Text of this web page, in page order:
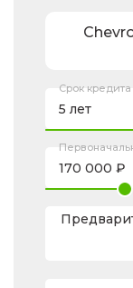
Срок кредита